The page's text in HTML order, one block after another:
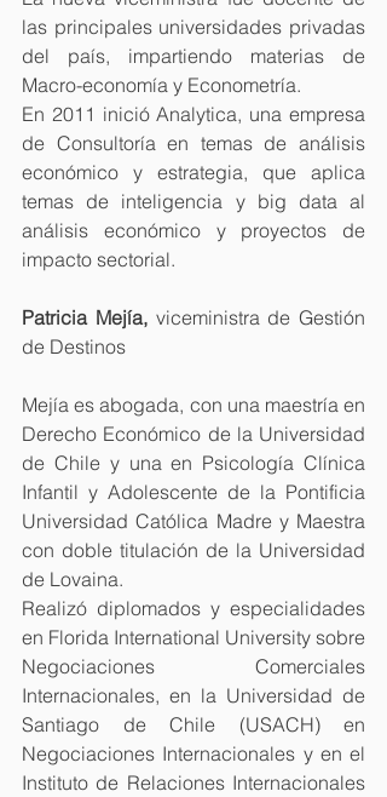
las principales universidades privadas
del país, impartiendo materias de
Macro-economía y Econometría.
En 2011 inició Analytica, una empresa
de Consultoría en temas de análisis
económico y estrategia, que aplica
temas de inteligencia y big data al
análisis económico y proyectos de
impacto sectorial.
Patricia Mejía, viceministra de Gestión
de Destinos
Mejía es abogada, con una maestría en
Derecho Económico de la Universidad
de Chile y una en Psicología Clínica
Infantil y Adolescente de la Pontificia
Universidad Católica Madre y Maestra
con doble titulación de la Universidad
de Lovaina.
Realizó diplomados y especialidades
en Florida International University sobre
Negociaciones Comerciales
Internacionales, en la Universidad de
Santiago de Chile (USACH) en
Negociaciones Internacionales y en el
Instituto de Relaciones Internacionales